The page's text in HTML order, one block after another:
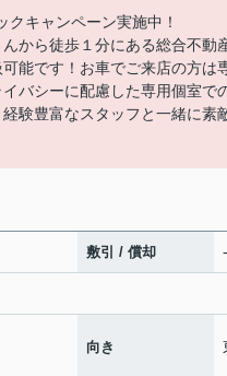
キャンペーン実施中！
から徒歩１分にある総合不
能です！お車でご来店の方
バシーに配慮した専用個室で
験豊富なスタッフと一緒に素
敷引 / 償却
向き